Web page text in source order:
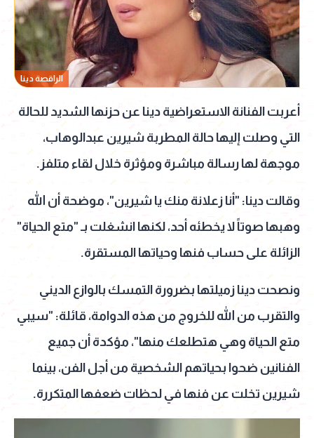
الراقصة دينا
أعربت الفنانة الاستعراضية دينا عن حزنها الشديد للحالة
التي وصلت إليها حالة المطربة شيرين عبدالوهاب،
موجهة لها رسالة مباشرة ومؤثرة خلال لقاء متلفز.
وقالت دينا: "أنا زعلانة منك يا شيرين"، موضحة أن الله
وهبها صوتاً لا يخطئه أحد، لكنها انشغلت بـ "متع الحياة"
الزائلة على حساب فنها وحياتها المستقرة.
ونصحت دينا زميلتها بضرورة التمسك بالوازع الديني
والتقرب من الله للخروج من هذه الدوامة، قائلة: "سيبي
متع الحياة وهي هتطلعك منها"، مؤكدة أن جميع
الفنانين ضحوا بحياتهم الشخصية من أجل الفن، بينما
شيرين تخلت عن فنها في لحظات ضعفها المتكررة.